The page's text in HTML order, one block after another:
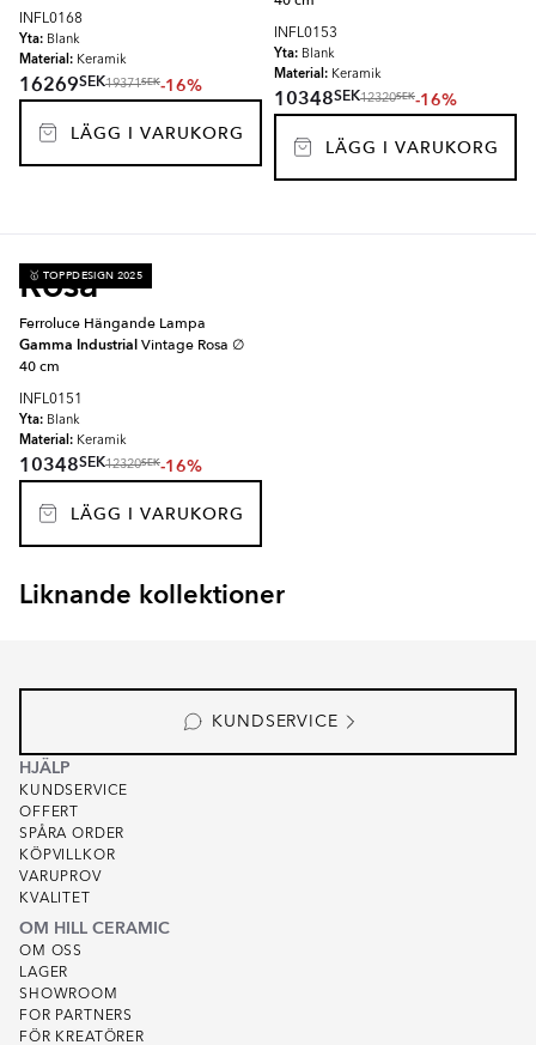
INFL0168
Yta: Blank
Material: Keramik
16269SEK19371SEK-16%
LÄGG I VARUKORG
INFL0153
Yta: Blank
Material: Keramik
10348SEK12320SEK-16%
LÄGG I VARUKORG
Rosa
🥇 TOPPDESIGN 2025
Ferroluce Hängande Lampa
Gamma IndustrialVintage Rosa ∅
40 cm
INFL0151
Yta: Blank
Material: Keramik
10348SEK12320SEK-16%
LÄGG I VARUKORG
Liknande kollektioner
RENOLIA
KUNDSERVICE
HJÄLP
KUNDSERVICE
OFFERT
SPÅRA ORDER
KÖPVILLKOR
VARUPROV
KVALITET
OM HILL CERAMIC
OM OSS
LAGER
SHOWROOM
FOR PARTNERS
FÖR KREATÖRER